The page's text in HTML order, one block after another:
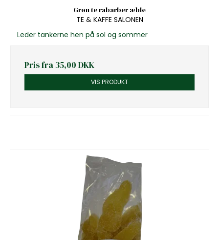
Grøn te rabarber æble
TE & KAFFE SALONEN
Leder tankerne hen på sol og sommer
Pris fra35,00 DKK
VIS PRODUKT